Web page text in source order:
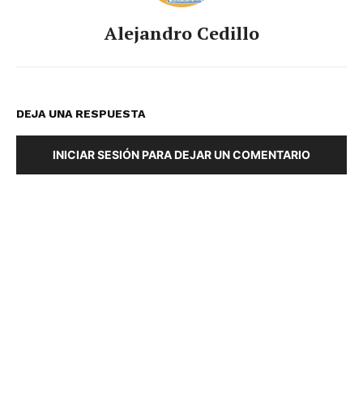
Alejandro Cedillo
DEJA UNA RESPUESTA
INICIAR SESIÓN PARA DEJAR UN COMENTARIO